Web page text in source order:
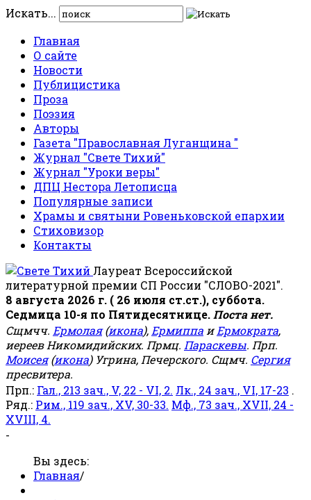
Искать...
Главная
О сайте
Новости
Публицистика
Проза
Поэзия
Авторы
Газета "Православная Луганщина "
Журнал "Свете Тихий"
Журнал "Уроки веры"
ДПЦ Нестора Летописца
Популярные записи
Храмы и святыни Ровеньковской епархии
Стиховизор
Контакты
Лауреат Всероссийской
литературной премии СП России "СЛОВО-2021".
8 августа 2026 г. ( 26 июля ст.ст.), суббота.
Седмица 10-я по Пятидесятнице. Поста нет.
Сщмчч. Ермолая(икона), Ермиппа иЕрмократа,
иереев Никомидийских. Прмц. Параскевы. Прп.
Моисея(икона) Угрина, Печерского. Сщмч. Сергия
пресвитера.
Прп.: Гал., 213 зач., V, 22 - VI, 2. Лк., 24 зач., VI, 17-23 .
Ряд.: Рим., 119 зач., XV, 30-33. Мф., 73 зач., XVII, 24 -
XVIII, 4.
-
Вы здесь:
Главная/